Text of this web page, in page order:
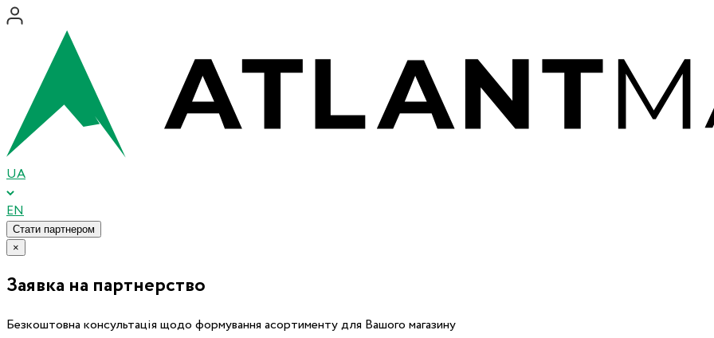
UA
EN
Стати партнером
×
Заявка на партнерство
Безкоштовна консультація щодо формування асортименту для Вашого магазину